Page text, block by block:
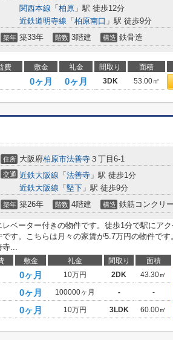
関西本線 「 柏原 」駅 徒歩12分
近鉄道明寺線 「 柏原南口 」駅 徒歩9分
築年 築33年 階数 3階建 構造 鉄骨造
費 敷金 礼金 間取り 面積
0ヶ月 0ヶ月 3DK 53.00㎡
住所 大阪府柏原市法善寺 ３丁目6-1
交通 近鉄大阪線 「 法善寺 」駅 徒歩1分
近鉄大阪線 「 堅下 」駅 徒歩9分
築年 築26年 階数 4階建 構造 鉄筋コンクリ
レベーター付きの物件です。徒歩1分で駅にア
です。こちらは月々の家賃が5.7万円の物件で
寺...
敷金 礼金 間取り 面積
0ヶ月 10万円 2DK 43.30㎡
0ヶ月 100000ヶ月 - -
0ヶ月 10万円 3LDK 60.00㎡